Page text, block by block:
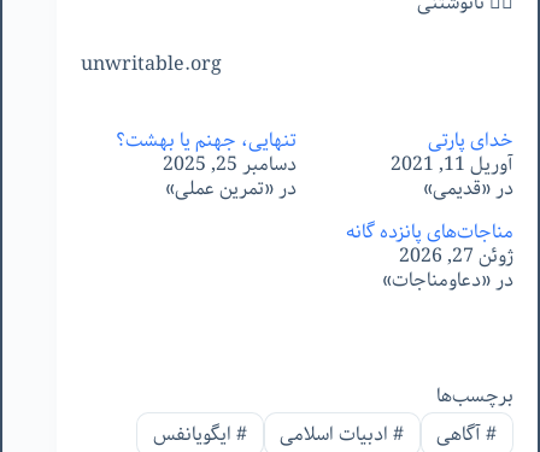
unwritable.org
خدای پارتی
آوریل 11, 2021
در «قدیمی»
تنهایی، جهنم یا بهشت؟
دسامبر 25, 2025
در «تمرین عملی»
مناجات‌های پانزده گانه
ژوئن 27, 2026
در «دعاومناجات»
برچسب‌ها
#آگاهی #ادبیات اسلامی #ایگویانفس